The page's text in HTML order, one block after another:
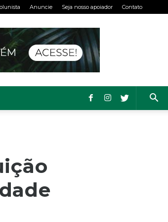
Anuncie Seja nosso apoiador Contato